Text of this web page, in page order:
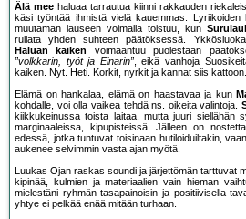
Älä mee haluaa tarrautua kiinni rakkauden
käsi työntää ihmistä vielä kauemmas.
muutaman lauseen voimalla toistuu, kun
rullata yhden suhteen päätöksessä.
Haluan kaiken
voimaantuu puolestaan
”volkkarin, työt ja Einarin”, eikä vanhoja
kaiken. Nyt. Heti. Korkit, nyrkit ja kannat siis kattoon.
Elämä on hankalaa, elämä on haastavaa ja kun
kohdalle, voi olla vaikea tehdä ns. oikeita valintoja.
kiikkukeinussa toista laitaa, mutta juuri siellähän
marginaaleissa, kipupisteissä. Jälleen on
edessä, jotka tuntuvat toisinaan hutiloiduiltakin,
aukenee selvimmin vasta ajan myötä.
Luukas Ojan raskas soundi ja järjettömän tarttuvat
kipinää, kulmien ja materiaalien vain hieman
mielestäni ryhmän tasapainoisin ja positiivisella
yhtye ei pelkää enää mitään turhaan.